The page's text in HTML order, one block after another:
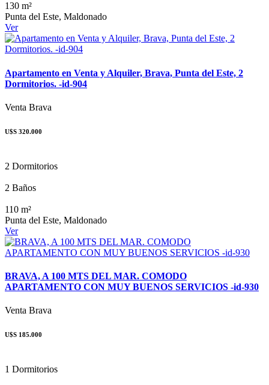
130 m²
Punta del Este, Maldonado
Ver
Apartamento en Venta y Alquiler, Brava, Punta del Este, 2
Dormitorios. -id-904
Venta Brava
U$S 320.000
2 Dormitorios
2 Baños
110 m²
Punta del Este, Maldonado
Ver
BRAVA, A 100 MTS DEL MAR. COMODO
APARTAMENTO CON MUY BUENOS SERVICIOS -id-930
Venta Brava
U$S 185.000
1 Dormitorios